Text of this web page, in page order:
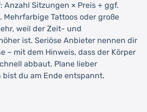
Anzahl Sitzungen × Preis + ggf.
Tattoos oder große
weil der Zeit- und
ist. Seriöse Anbieter nennen dir
– mit dem Hinweis, dass der Körper
abbaut. Plane lieber
bist du am Ende entspannt.